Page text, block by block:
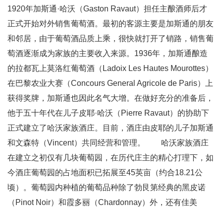
1920年加斯通·哈沃（Gaston Ravaut）担任主酿酒师后才
正式开始对外销售葡萄酒。最初的客源主要是加斯通的朋友
和邻居，由于葡萄酒品质上乘，很快就打开了销路，销售葡
萄酒逐渐成为家族的主要收入来源。1936年，加斯通酿造
的拉都瓦上莫洛红葡萄酒（Ladoix Les Hautes Mourottes）
在巴黎农业大赛（Concours General Agricole de Paris）上
获得奖牌，加斯通也因此名气大增。在做好充分的准备后，
他于五十年代在儿子皮耶·哈沃（Pierre Ravaut）的协助下
正式建立了哈沃家族酒庄。目前，酒庄由皮耶的儿子加斯通
和文森特（Vincent）共同经营和管理。 哈沃家族酒庄
在建立之初仅有几块葡萄园，在历代庄主的精心打理下，如
今酒庄葡萄园的占地面积已拓展至45英亩（约合18.21公
顷）。葡萄园内种植的葡萄品种除了勃艮第经典的黑皮诺
（Pinot Noir）和霞多丽（Chardonnay）外，还有佳美